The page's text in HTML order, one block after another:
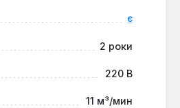
є
2 роки
220 В
11 м³/мин